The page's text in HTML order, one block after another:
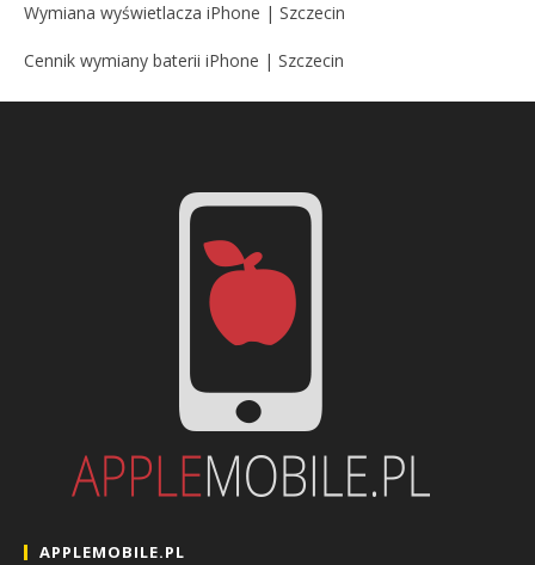
Wymiana wyświetlacza iPhone | Szczecin
Cennik wymiany baterii iPhone | Szczecin
APPLEMOBILE.PL